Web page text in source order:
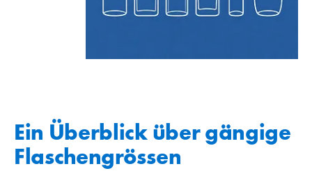
Ein Überblick über gängige
Flaschengrössen